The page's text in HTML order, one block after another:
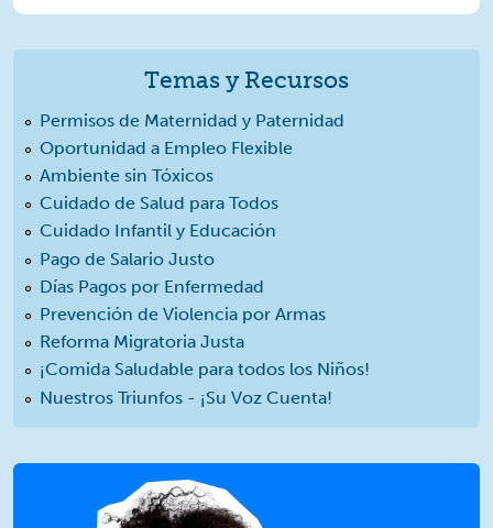
Temas y Recursos
Permisos de Maternidad y Paternidad
Oportunidad a Empleo Flexible
Ambiente sin Tóxicos
Cuidado de Salud para Todos
Cuidado Infantil y Educación
Pago de Salario Justo
Días Pagos por Enfermedad
Prevención de Violencia por Armas
Reforma Migratoria Justa
¡Comida Saludable para todos los Niños!
Nuestros Triunfos - ¡Su Voz Cuenta!